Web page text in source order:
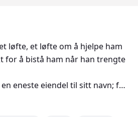
løfte, et løfte om å hjelpe ham
for å bistå ham når han trengte
eneste eiendel til sitt navn; for